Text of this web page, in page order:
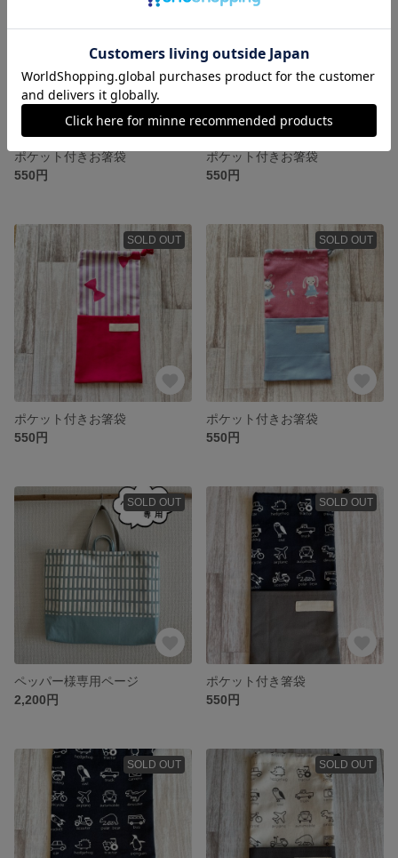
ポケット付きお箸袋
550円
ポケット付きお箸袋
550円
SOLD OUT
ポケット付きお箸袋
550円
SOLD OUT
ポケット付きお箸袋
550円
SOLD OUT
ペッパー様専用ページ
2,200円
SOLD OUT
ポケット付き箸袋
550円
SOLD OUT SOLD OUT